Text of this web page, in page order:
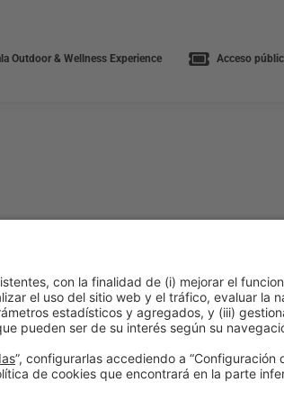
Outdoor & Wellness Experience Acceso